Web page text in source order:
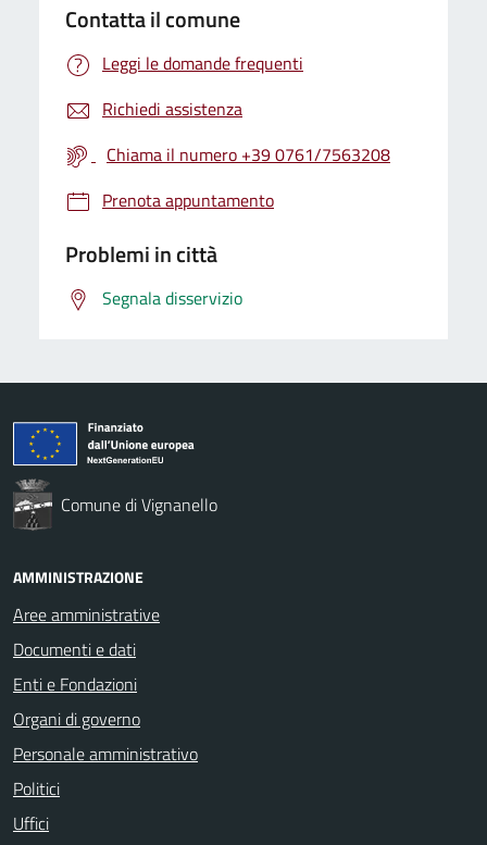
Contatta il comune
Leggi le domande frequenti
Richiedi assistenza
Chiama il numero +39 0761/7563208
Prenota appuntamento
Problemi in città
Segnala disservizio
Comune di Vignanello
AMMINISTRAZIONE
Aree amministrative
Documenti e dati
Enti e Fondazioni
Organi di governo
Personale amministrativo
Politici
Uffici